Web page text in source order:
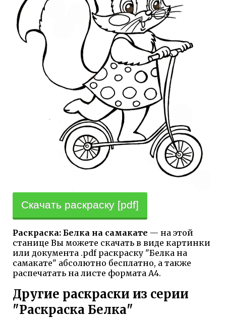
Скачать раскраску [pdf]
Раскраска: Белка на самакате — на этой
станице Вы можете скачать в виде картинки
или документа .pdf раскраску "Белка на
самакате" абсолютно бесплатно, а также
распечатать на листе формата А4.
Другие раскраски из серии
"Раскраска Белка"